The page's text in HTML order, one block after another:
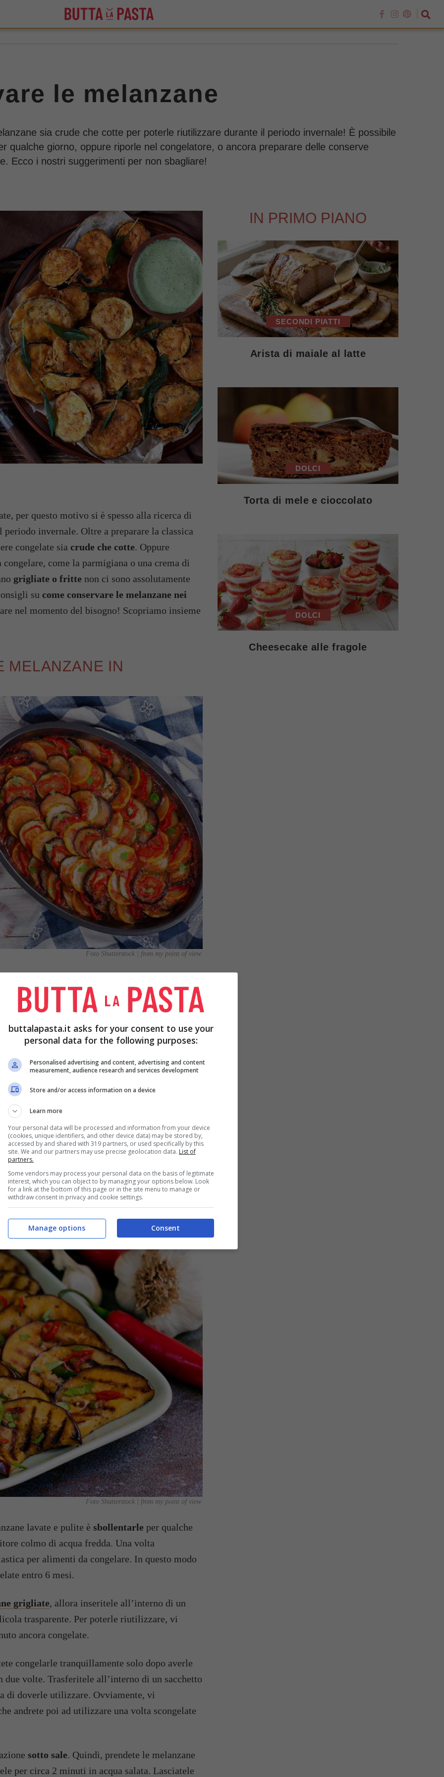
le melanzane
sia crude che cotte per poterle riutilizzare durante il periodo invernale! È possibile
qualche giorno, oppure riporle nel congelatore, o ancora preparare delle conserve
Ecco i nostri suggerimenti per non sbagliare!
per questo motivo si è spesso alla ricerca di
invernale. Oltre a preparare la classica
congelate sia crude che cotte. Oppure
come la parmigiana o una crema di
grigliate o fritte non ci sono assolutamente
su come conservare le melanzane nei
nel momento del bisogno! Scopriamo insieme
MELANZANE IN
Foto Shutterstock | from my point of view
nel giro di qualche giorno, allora potete
. Vi basterà posizionare le melanzane crude
Attenzione, però, agli ortaggi o i frutti che
pesche, prugne. Infatti questo gas potrebbe
melanzane, come unaparmigiana, la pasta al
il piatto con della pellicola per alimenti e
le trasforma: la ricetta della
IN FREEZER
Foto Shutterstock | from my point of view
lavate e pulite è sbollentarle per qualche
colmo di acqua fredda. Una volta
per alimenti da congelare. In questo modo
entro 6 mesi.
grigliate, allora inseritele all’interno di un
trasparente. Per poterle riutilizzare, vi
ancora congelate.
congelarle tranquillamente solo dopo averle
due volte. Trasferitele all’interno di un sacchetto
di doverle utilizzare. Ovviamente, vi
andrete poi ad utilizzare una volta scongelate
sotto sale. Quindi, prendete le melanzane
per circa 2 minuti in acqua salata. Lasciatele
IN PRIMO PIANO
SECONDI PIATTI
Arista di maiale al latte
DOLCI
Torta di mele e cioccolato
DOLCI
Cheesecake alle fragole
buttalapasta.it asks for your consent to use your
personal data for the following purposes:
Personalised advertising and content, advertising and content
measurement, audience research and services development
Store and/or access information on a device
Learn more
Your personal data will be processed and information from your device
(cookies, unique identifiers, and other device data) may be stored by,
accessed by and shared with 319 partners, or used specifically by this
site. We and our partners may use precise geolocation data. List of
partners.
Some vendors may process your personal data on the basis of legitimate
interest, which you can object to by managing your options below. Look
for a link at the bottom of this page or in the site menu to manage or
withdraw consent in privacy and cookie settings.
Consent
Manage options